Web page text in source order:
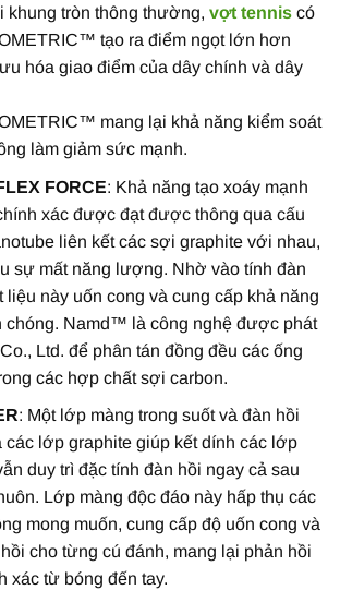
khung tròn thông thường, vợt tenniscó
tạo ra điểm ngọt lớn hơn
hóa giao điểm của dây chính và dây
mang lại khả năng kiểm soát
làm giảm sức mạnh.
FORCE: Khả năng tạo xoáy mạnh
xác được đạt được thông qua cấu
liên kết các sợi graphite với nhau,
sự mất năng lượng. Nhờ vào tính đàn
liệu này uốn cong và cung cấp khả năng
chóng. Namd™ là công nghệ được phát
Ltd. để phân tán đồng đều các ống
các hợp chất sợi carbon.
: Một lớp màng trong suốt và đàn hồi
lớp graphite giúp kết dính các lớp
duy trì đặc tính đàn hồi ngay cả sau
Lớp màng độc đáo này hấp thụ các
mong muốn, cung cấp độ uốn cong và
cho từng cú đánh, mang lại phản hồi
xác từ bóng đến tay.